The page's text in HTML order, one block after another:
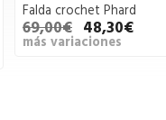
Falda
WNT
65,00€